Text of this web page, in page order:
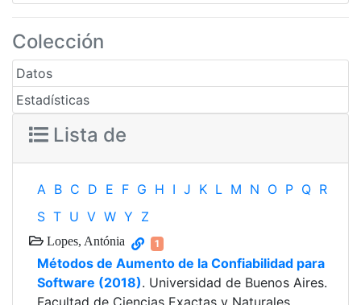
Colección
Datos
Estadísticas
Lista de
A B C D E F G H I J K L M N O P Q R
S T U V W Y Z
Lopes, Antónia 1
Métodos de Aumento de la Confiabilidad para
Software (2018). Universidad de Buenos Aires.